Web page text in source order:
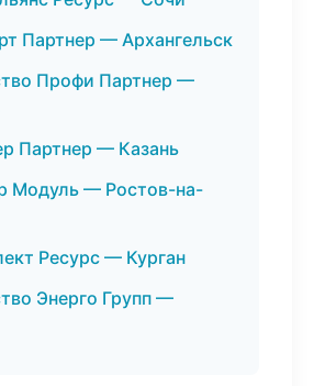
Партнер — Архангельск
Профи Партнер —
Партнер — Казань
Модуль — Ростов-на-
Ресурс — Курган
Энерго Групп —